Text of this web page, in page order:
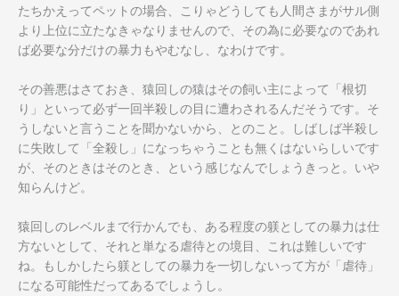
たちかえってペットの場合、こりゃどうしても人間さまがサル側
より上位に立たなきゃなりませんので、その為に必要なのであれ
ば必要な分だけの暴力もやむなし、なわけです。
その善悪はさておき、猿回しの猿はその飼い主によって「根切
り」といって必ず一回半殺しの目に遭わされるんだそうです。そ
うしないと言うことを聞かないから、とのこと。しばしば半殺し
に失敗して「全殺し」になっちゃうことも無くはないらしいです
が、そのときはそのとき、という感じなんでしょうきっと。いや
知らんけど。
猿回しのレベルまで行かんでも、ある程度の躾としての暴力は仕
方ないとして、それと単なる虐待との境目、これは難しいです
ね。もしかしたら躾としての暴力を一切しないって方が「虐待」
になる可能性だってあるでしょうし。